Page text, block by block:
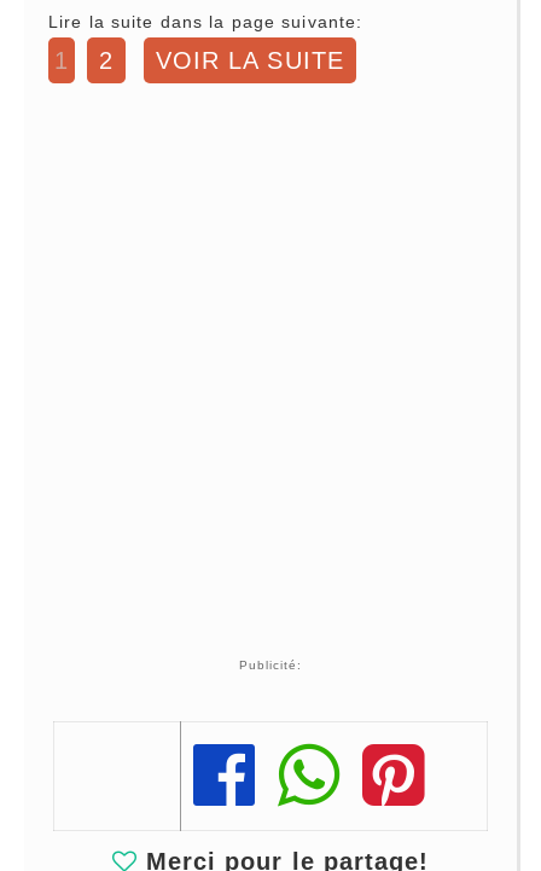
Lire la suite dans la page suivante:
1 2 VOIR LA SUITE
Publicité:
Share
Share
Share
Merci pour le partage!